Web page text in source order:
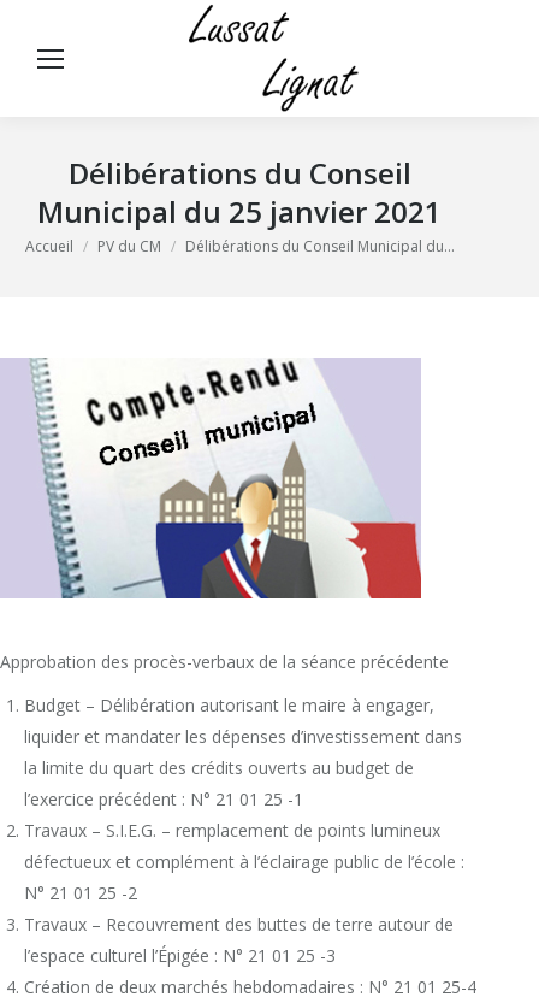
Délibérations du Conseil
Municipal du 25 janvier 2021
Vous êtes ici :
Accueil PV du CM Délibérations du Conseil Municipal du…
Approbation des procès-verbaux de la séance précédente
Budget – Délibération autorisant le maire à engager,
liquider et mandater les dépenses d’investissement dans
la limite du quart des crédits ouverts au budget de
l’exercice précédent : N° 21 01 25 -1
Travaux – S.I.E.G. – remplacement de points lumineux
défectueux et complément à l’éclairage public de l’école :
N° 21 01 25 -2
Travaux – Recouvrement des buttes de terre autour de
l’espace culturel l’Épigée : N° 21 01 25 -3
Création de deux marchés hebdomadaires : N° 21 01 25-4
Panneau de gestion des cookies